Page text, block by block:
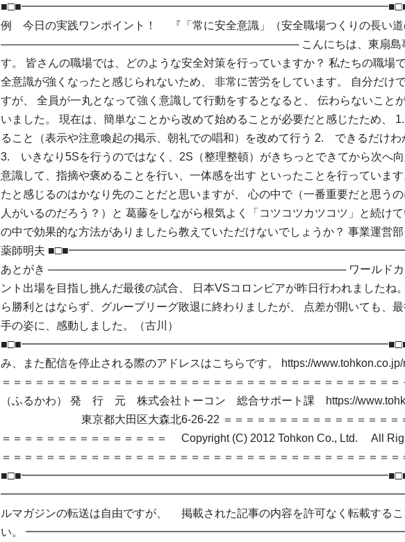
■□■━━━━━━━━━━━━━━━━━━━━━━━━━━━━━━━━━■□■
例 今日の実践ワンポイント！ 『「常に安全意識」（安全職場つくりの長い
─────────────────────────────────────── こんにちは、東扇島
す。 皆さんの職場では、どのような安全対策を行っていますか？ 私たちの職場
全意識が強くなったと感じられないため、 非常に苦労をしています。 自分だけ
すが、 全員が一丸となって強く意識して行動をするとなると、 伝わらないこと
いました。 現在は、簡単なことから改めて始めることが必要だと感じたため、
ること（表示や注意喚起の掲示、朝礼での唱和）を改めて行う 2. できるだけわ
3. いきなり5Sを行うのではなく、2S（整理整頓）がきちっとできてから次へ
意識して、指摘や褒めることを行い、一体感を出す といったことを行っていま
たと感じるのはかなり先のことだと思いますが、 心の中で（一番重要だと思う
人がいるのだろう？）と 葛藤をしながら根気よく「コツコツカツコツ」と続け
の中で効果的な方法がありましたら教えていただけないでしょうか？ 事業運
薬師明夫
あとがき ─────────────────────────────────────── ワールドカ
ント出場を目指し挑んだ最後の試合、 日本VSコロンビアが昨日行われましたね
ら勝利とはならず、グループリーグ敗退に終わりましたが、 点差が開いても、
手の姿に、感動しました。（古川）
■□■━━━━━━━━━━━━━━━━━━━━━━━━━━━━━━━━━■□■ 配
み、また配信を停止される際のアドレスはこちらです。 https://www.tohkon.co.jp/
＝＝＝＝＝＝＝＝＝＝＝＝＝＝＝＝＝＝＝＝＝＝＝＝＝＝＝＝＝＝＝＝＝＝＝
（ふるかわ） 発 行 元 株式会社トーコン 総合サポート課 https://
東京都大田区大森北6-26-22 ＝＝＝＝＝＝＝＝＝＝＝＝＝＝＝＝＝
＝＝＝＝＝＝＝＝＝＝＝＝＝＝＝ Copyright (C) 2012 Tohkon Co., Ltd. All
＝＝＝＝＝＝＝＝＝＝＝＝＝＝＝＝＝＝＝＝＝＝＝＝＝＝＝＝＝＝＝＝＝＝＝＝
ルマガジンの転送は自由ですが、 掲載された記事の内容を許可なく転載するこ
い。